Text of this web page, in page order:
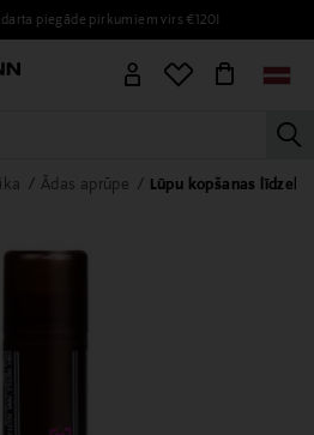
piegāde pirkumiem virs €120!
VĪRIEŠIEM BĒRNIEM MĀJAI
Ādas aprūpe Lūpu kopšanas līdzekļi